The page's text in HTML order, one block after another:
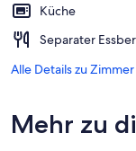
Küche
Separater
Alle Details zu
Mehr zu